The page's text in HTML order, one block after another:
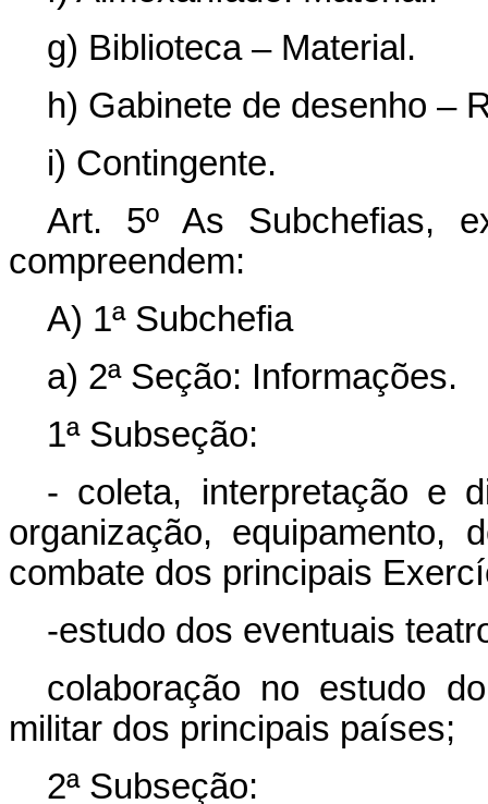
g) Biblioteca – Material.
h) Gabinete de desenho –
i) Contingente.
Art. 5º As Subchefias,
compreendem:
A) 1ª Subchefia
a) 2ª Seção: Informações.
1ª Subseção:
- coleta, interpretação e
organização, equipamento,
combate dos principais
-estudo dos eventuais
colaboração no estudo
militar dos principais países;
2ª Subseção: